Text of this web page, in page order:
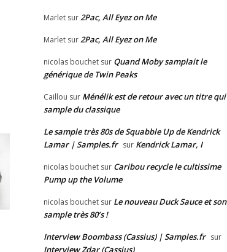
Marlet sur2Pac, All Eyez on Me
Marlet sur2Pac, All Eyez on Me
nicolas bouchet sur Quand Moby samplait le
générique de Twin Peaks
Caillou sur Ménélik est de retour avec un titre qui
sample du classique
Le sample très 80s de Squabble Up de Kendrick
Lamar | Samples.fr sur Kendrick Lamar, I
nicolas bouchet sur Caribou recycle le cultissime
Pump up the Volume
nicolas bouchet sur Le nouveau Duck Sauce et son
sample très 80’s !
Interview Boombass (Cassius) | Samples.fr sur
Interview Zdar (Cassius)